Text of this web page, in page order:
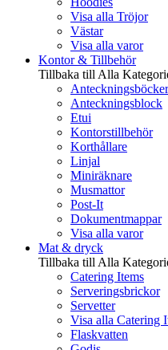
Visa alla Tröjor
Västar
Visa alla varor
Kontor & Tillbehör
Tillbaka till Alla
Anteckningsböcker
Anteckningsblock
Etui
Kontorstillbehör
Korthållare
Linjal
Miniräknare
Musmattor
Post-It
Dokumentmappar
Visa alla varor
Mat & dryck
Tillbaka till Alla
Catering Items
Serveringsbrickor
Servetter
Visa alla Catering
Flaskvatten